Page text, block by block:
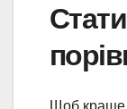
Щоб краще